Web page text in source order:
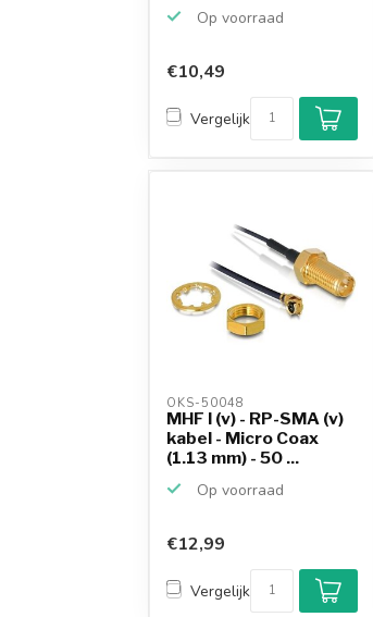
Op voorraad
€10,49
Vergelijk
OKS-50048
MHF I (v) - RP-SMA (v)
kabel - Micro Coax
(1.13 mm) - 50 ...
Op voorraad
€12,99
Vergelijk